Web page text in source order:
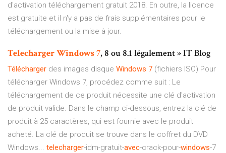
d'activation téléchargement gratuit 2018. En outre, la licence
est gratuite et il n'y a pas de frais supplémentaires pour le
téléchargement ou la mise à jour.
TelechargerWindows7, 8 ou 8.1 légalement » IT Blog
Télécharger des images disque Windows 7 (fichiers ISO) Pour
télécharger Windows 7, procédez comme suit : Le
téléchargement de ce produit nécessite une clé d'activation
de produit valide. Dans le champ ci-dessous, entrez la clé de
produit à 25 caractères, qui est fournie avec le produit
acheté. La clé de produit se trouve dans le coffret du DVD
Windows... telecharger-idm-gratuit-avec-crack-pour-windows-7